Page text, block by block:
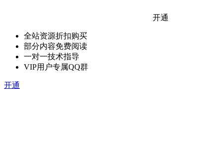
开通
全站资源折扣购买
部分内容免费阅读
一对一技术指导
VIP用户专属QQ群
开通